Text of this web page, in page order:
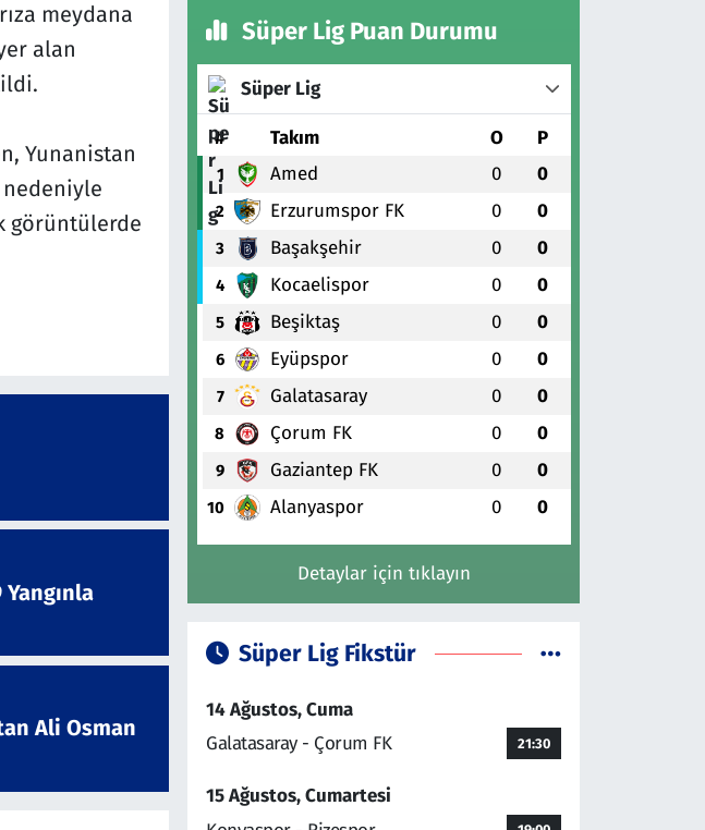
meydana
alan
Yunanistan
nedeniyle
görüntülerde
Ali Osman
Süper Lig Puan Durumu
Süper Lig
# Takım O P
1 Amed 0 0
2 Erzurumspor FK 0 0
3 Başakşehir 0 0
4 Kocaelispor 0 0
5 Beşiktaş 0 0
6 Eyüpspor 0 0
7 Galatasaray 0 0
8 Çorum FK 0 0
9 Gaziantep FK 0 0
10 Alanyaspor 0 0
Detaylar için tıklayın
Süper Lig Fikstür
14 Ağustos, Cuma
Galatasaray - Çorum FK
21:30
15 Ağustos, Cumartesi